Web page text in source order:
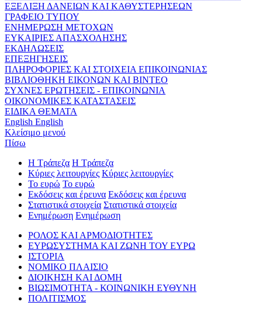
ΕΞΕΛΙΞΗ ΔΑΝΕΙΩΝ ΚΑΙ ΚΑΘΥΣΤΕΡΗΣΕΩΝ
ΓΡΑΦΕΙΟ ΤΥΠΟΥ
ΕΝΗΜΕΡΩΣΗ ΜΕΤΟΧΩΝ
ΕΥΚΑΙΡΙΕΣ ΑΠΑΣΧΟΛΗΣΗΣ
ΕΚΔΗΛΩΣΕΙΣ
ΕΠΕΞΗΓΗΣΕΙΣ
ΠΛΗΡΟΦΟΡΙΕΣ ΚΑΙ ΣΤΟΙΧΕΙΑ ΕΠΙΚΟΙΝΩΝΙΑΣ
ΒΙΒΛΙΟΘΗΚΗ ΕΙΚΟΝΩΝ ΚΑΙ ΒΙΝΤΕΟ
ΣΥΧΝΕΣ ΕΡΩΤΗΣΕΙΣ - ΕΠΙΚΟΙΝΩΝΙΑ
ΟΙΚΟΝΟΜΙΚΕΣ ΚΑΤΑΣΤΑΣΕΙΣ
ΕΙΔΙΚΑ ΘΕΜΑΤΑ
English English
Κλείσιμο μενού
Πίσω
Η Τράπεζα Η Τράπεζα
Κύριες λειτουργίες Κύριες λειτουργίες
Το ευρώ Το ευρώ
Εκδόσεις και έρευνα Εκδόσεις και έρευνα
Στατιστικά στοιχεία Στατιστικά στοιχεία
Ενημέρωση Ενημέρωση
ΡΟΛΟΣ ΚΑΙ ΑΡΜΟΔΙΟΤΗΤΕΣ
ΕΥΡΩΣΥΣΤΗΜΑ ΚΑΙ ΖΩΝΗ ΤΟΥ ΕΥΡΩ
ΙΣΤΟΡΙΑ
ΝΟΜΙΚΟ ΠΛΑΙΣΙΟ
ΔΙΟΙΚΗΣΗ ΚΑΙ ΔΟΜΗ
ΒΙΩΣΙΜΟΤΗΤΑ - ΚΟΙΝΩΝΙΚΗ ΕΥΘΥΝΗ
ΠΟΛΙΤΙΣΜΟΣ